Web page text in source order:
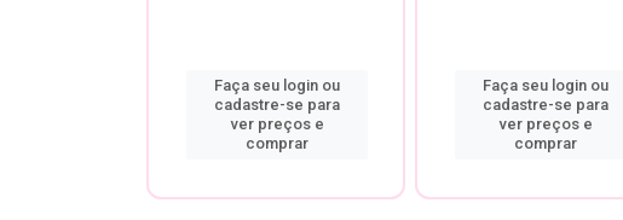
Faça seu login ou
cadastre-se para
ver preços e
comprar
Faça seu login ou
cadastre-se para
ver preços e
comprar